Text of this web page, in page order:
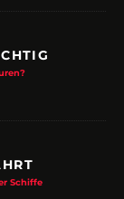
Schiffe